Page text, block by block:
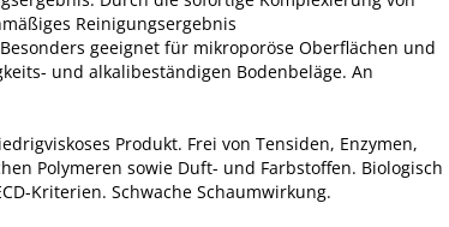
Reinigungsergebnis
geeignet für mikroporöse Oberflächen und
und alkalibeständigen Bodenbeläge. An
Produkt. Frei von Tensiden, Enzymen,
Polymeren sowie Duft- und Farbstoffen. Biologisch
Kriterien. Schwache Schaumwirkung.